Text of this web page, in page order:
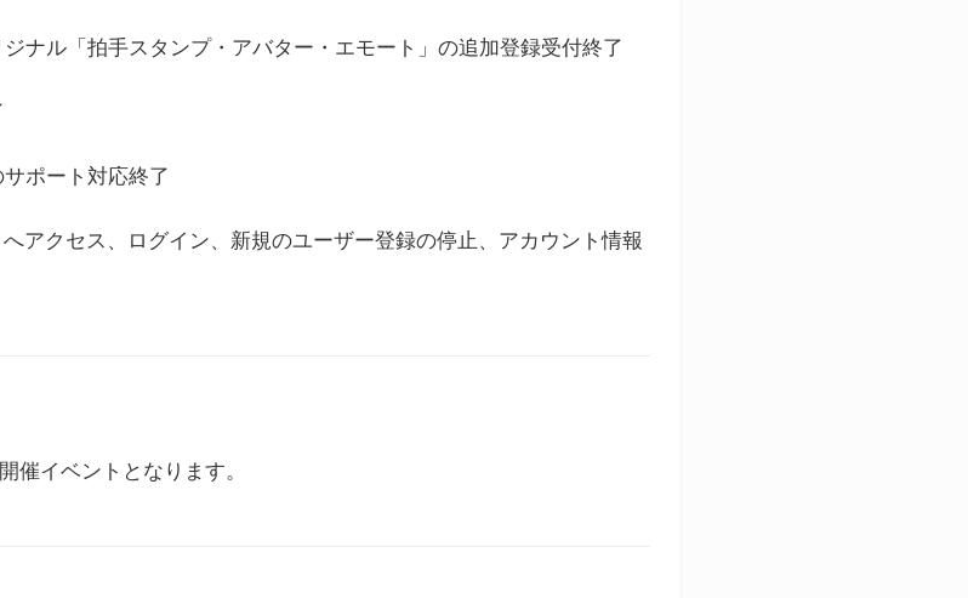
ナル「拍手スタンプ・アバター・エモート」の追加登録受付終了
ポート対応終了
へアクセス、ログイン、新規のユーザー登録の停止、アカウント情報
催イベントとなります。